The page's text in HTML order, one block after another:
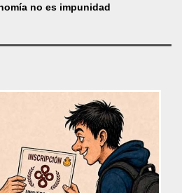
no es impunidad